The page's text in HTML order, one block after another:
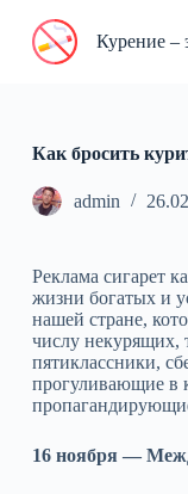
П
и
Курение –
Как бросить
admin
Реклама сигарет
жизни богатых и
нашей стране,
числу некурящих,
пятиклассники,
прогуливающие в
16 ноября —